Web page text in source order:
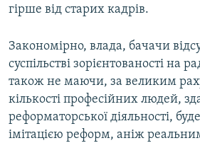
гірше від старих кадрів.
Закономірно, влада, бачачи
суспільстві зорієнтованості на
також не маючи, за великим
кількості професійних людей,
реформаторської діяльності,
імітацією реформ, аніж